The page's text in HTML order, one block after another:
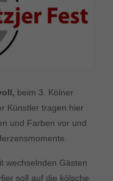
beim 3. Kölner
Künstler tragen hier
und Farben vor und
wechselnden Gästen
soll auf die kölsche